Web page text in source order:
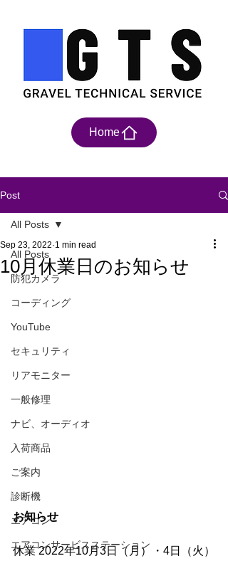
Home
Post
All Posts
防犯カメラ
コーディング
YouTube
セキュリティ
リアモニター
一般修理
ナビ、オーディオ
入荷商品
ご案内
診断機
エアコン
エアコンサービスステーション
All Posts
10月休業日のお知らせ
Sep 23, 2022 1 min read
お知らせ
休業 2022年10月3日（月）・4日（火）